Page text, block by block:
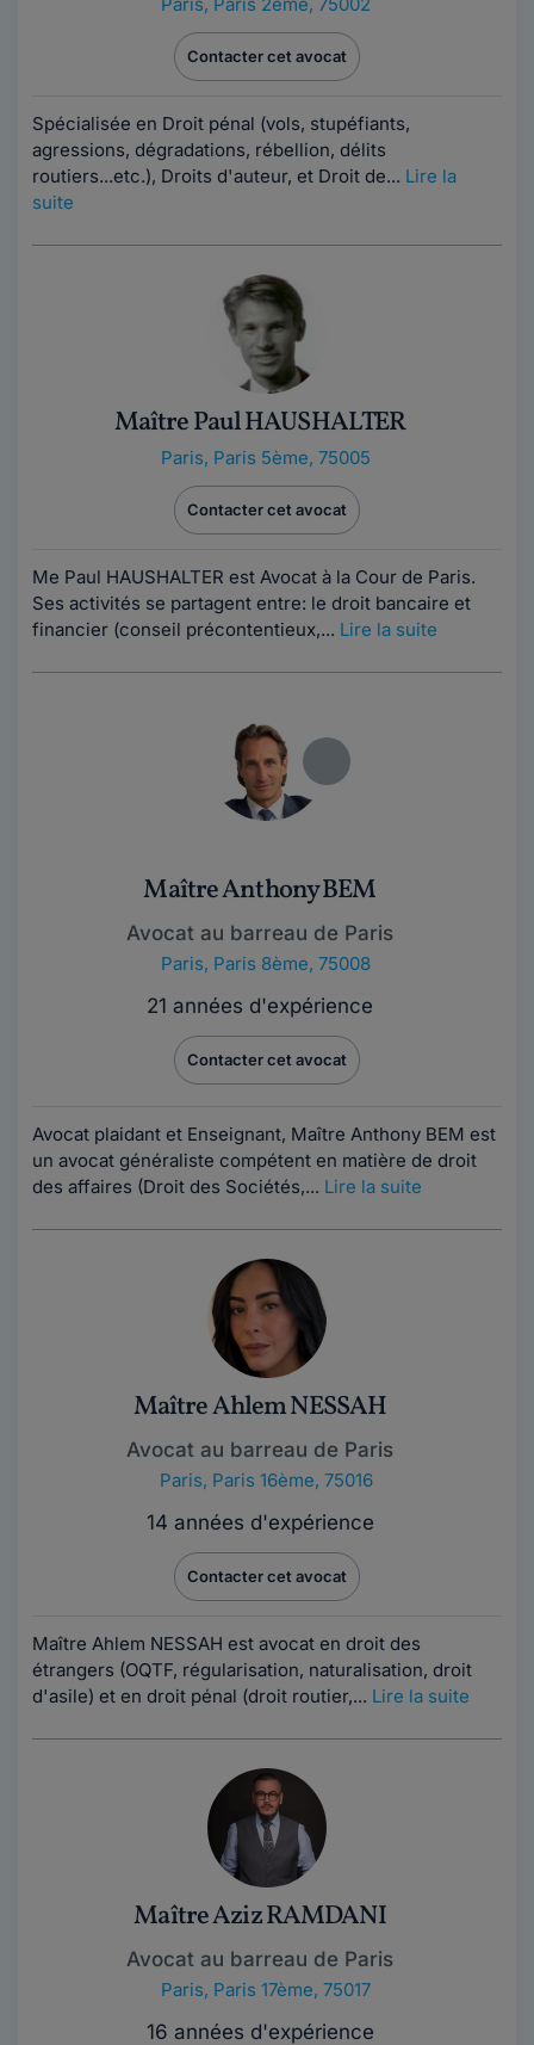
Contacter cet avocat
Spécialisée en Droit pénal (vols, stupéfiants,
agressions, dégradations, rébellion, délits
routiers...etc.), Droits d'auteur, et Droit de... Lire la
suite
Maître Paul HAUSHALTER
Paris, Paris 5ème, 75005
Contacter cet avocat
Me Paul HAUSHALTER est Avocat à la Cour de Paris.
Ses activités se partagent entre: le droit bancaire et
financier (conseil précontentieux,... Lire la suite
Maître Anthony BEM
Avocat au barreau de Paris
Paris, Paris 8ème, 75008
21 années d'expérience
Contacter cet avocat
Avocat plaidant et Enseignant, Maître Anthony BEM est
un avocat généraliste compétent en matière de droit
des affaires (Droit des Sociétés,... Lire la suite
Maître Ahlem NESSAH
Avocat au barreau de Paris
Paris, Paris 16ème, 75016
14 années d'expérience
Contacter cet avocat
Maître Ahlem NESSAH est avocat en droit des
étrangers (OQTF, régularisation, naturalisation, droit
d'asile) et en droit pénal (droit routier,... Lire la suite
Maître Aziz RAMDANI
Avocat au barreau de Paris
Paris, Paris 17ème, 75017
16 années d'expérience